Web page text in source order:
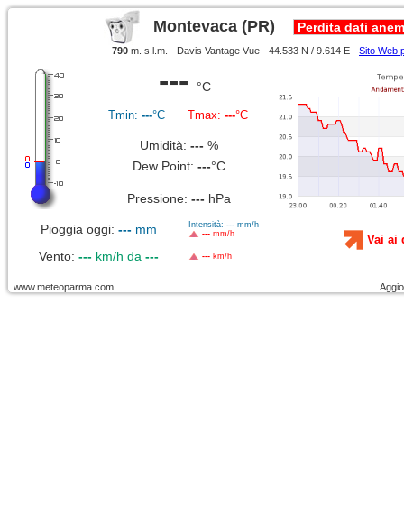
Montevaca (PR) Perdita dati
790 m. s.l.m. - Davis Vantage Vue - 44.533 N / 9.614 E - Sito Web
--- °C
Vai ai
Tmin: ---°C Tmax: ---°C
Umidità: --- %
Dew Point: ---°C
Pressione: --- hPa
Pioggia oggi: ---mm Intensità: --- mm/h
--- mm/h
Vento: ---km/h da --- --- km/h
www.meteoparma.com